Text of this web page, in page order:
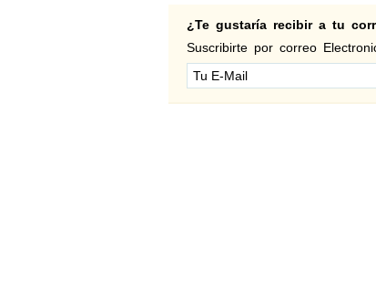
¿Te gustaría recibir a tu
Suscribirte por correo